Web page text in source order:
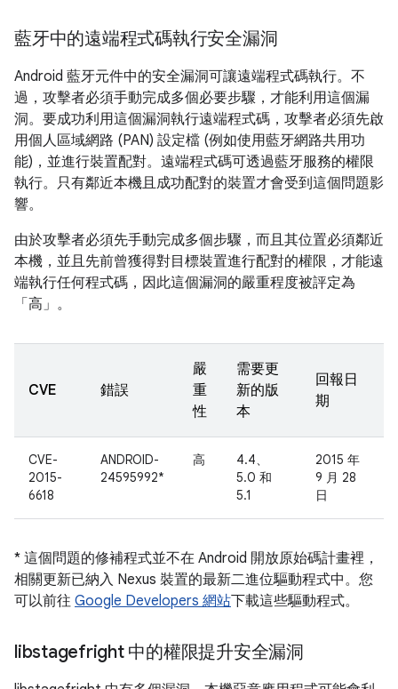
藍牙中的遠端程式碼執行安全漏洞
Android 藍牙元件中的安全漏洞可讓遠端程式碼執行。不
過，攻擊者必須手動完成多個必要步驟，才能利用這個漏
洞。要成功利用這個漏洞執行遠端程式碼，攻擊者必須先啟
用個人區域網路 (PAN) 設定檔 (例如使用藍牙網路共用功
能)，並進行裝置配對。遠端程式碼可透過藍牙服務的權限
執行。只有鄰近本機且成功配對的裝置才會受到這個問題影
響。
由於攻擊者必須先手動完成多個步驟，而且其位置必須鄰近
本機，並且先前曾獲得對目標裝置進行配對的權限，才能遠
端執行任何程式碼，因此這個漏洞的嚴重程度被評定為
「高」。
CVE 錯誤
嚴
重
性
需要更
新的版
本
回報日
期
CVE-
2015-
6618
ANDROID-
24595992*
高
4.4、
5.0 和
5.1
2015 年
9 月 28
日
* 這個問題的修補程式並不在 Android 開放原始碼計畫裡，
相關更新已納入 Nexus 裝置的最新二進位驅動程式中。您
可以前往 Google Developers 網站下載這些驅動程式。
libstagefright 中的權限提升安全漏洞